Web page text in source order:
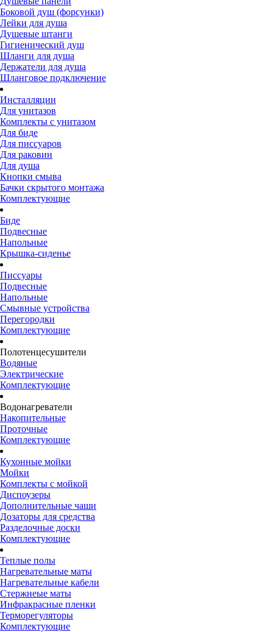
Боковой душ (форсунки)
Лейки для душа
Душевые штанги
Гигиенический душ
Шланги для душа
Держатели для душа
Шланговое подключение
Инсталляции
Для унитазов
Комплекты с унитазом
Для биде
Для писсуаров
Для раковин
Для душа
Кнопки смыва
Бачки скрытого монтажа
Комплектующие
Биде
Подвесные
Напольные
Крышка-сиденье
Писсуары
Подвесные
Напольные
Смывные устройства
Перегородки
Комплектующие
Полотенцесушители
Водяные
Электрические
Комплектующие
Водонагреватели
Накопительные
Проточные
Комплектующие
Кухонные мойки
Мойки
Комплекты с мойкой
Диспоузеры
Дополнительные чаши
Дозаторы для средства
Разделочные доски
Комплектующие
Теплые полы
Нагревательные маты
Нагревательные кабели
Стержнеые маты
Инфракрасные пленки
Терморегуляторы
Комплектующие